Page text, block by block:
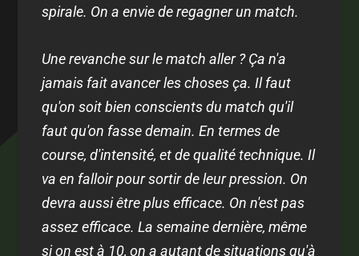
spirale. On a envie de regagner un match.
Une revanche sur le match aller ? Ça n'a
jamais fait avancer les choses ça. Il faut
qu'on soit bien conscients du match qu'il
faut qu'on fasse demain. En termes de
course, d'intensité, et de qualité technique. Il
va en falloir pour sortir de leur pression. On
devra aussi être plus efficace. On n'est pas
assez efficace. La semaine dernière, même
si on est à 10, on a autant de situations qu'à